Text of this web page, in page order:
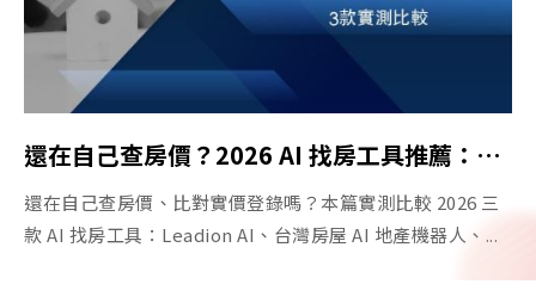
還在自己查房價？2026 AI 找房工具推薦：Leadion AI、台灣房屋、AI 理家
還在自己查房價、比對實價登錄嗎？本篇實測比較 2026 三
款 AI 找房工具：Leadion AI、台灣房屋 AI 地產機器人、...